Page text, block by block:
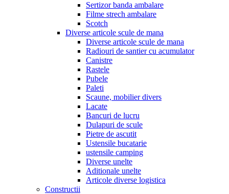
Sertizor banda ambalare
Filme strech ambalare
Scotch
Diverse articole scule de mana
Diverse articole scule de mana
Radiouri de santier cu acumulator
Canistre
Rastele
Pubele
Paleti
Scaune, mobilier divers
Lacate
Bancuri de lucru
Dulapuri de scule
Pietre de ascutit
Ustensile bucatarie
ustensile camping
Diverse unelte
Aditionale unelte
Articole diverse logistica
Constructii